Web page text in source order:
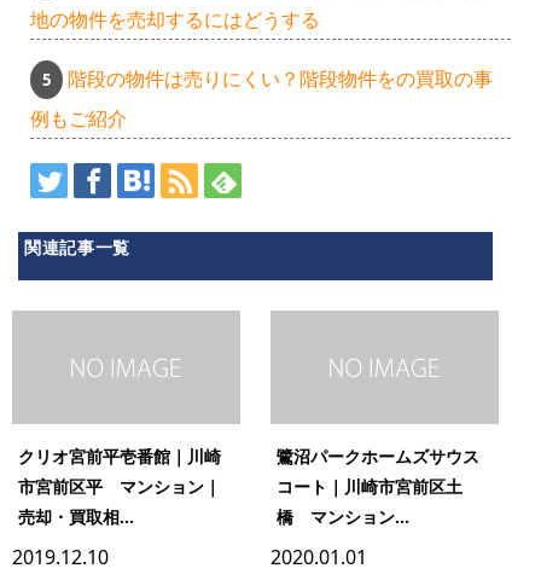
地の物件を売却するにはどうする
階段の物件は売りにくい？階段物件をの買取の事
例もご紹介
関連記事一覧
クリオ宮前平壱番館｜川崎
市宮前区平 マンション｜
売却・買取相...
2019.12.10
鷺沼パークホームズサウス
コート｜川崎市宮前区土
橋 マンション...
2020.01.01